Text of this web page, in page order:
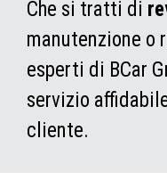
Che si tratti di
manutenzione o
esperti di BCar
servizio
cliente.